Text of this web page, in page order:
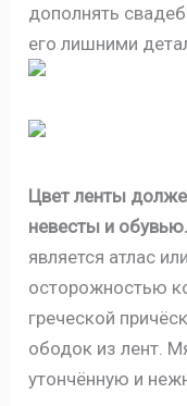
дополнять
его лишними
Цвет ленты
невесты и обувью.
является атлас
осторожностью
греческой
ободок из лент.
утончённую и